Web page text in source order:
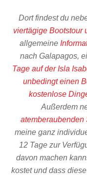
Dort findest du
viertägige Bootstour
allgemeine
nach Galapagos,
Tage auf der Isla
unbedingt einen
kostenlose
Außerdem
atemberaubenden
meine ganz
12 Tage zur
davon machen
kostet und dass